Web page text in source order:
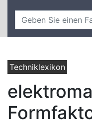
Techniklexikon